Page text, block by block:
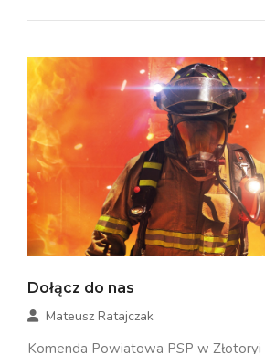
Dołącz do nas
Mateusz Ratajczak
Komenda Powiatowa PSP w